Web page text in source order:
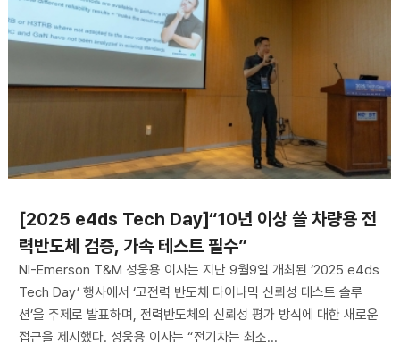
[2025 e4ds Tech Day]“10년 이상 쓸 차량용 전
력반도체 검증, 가속 테스트 필수”
NI-Emerson T&M 성웅용 이사는 지난 9월9일 개최된 ‘2025 e4ds
Tech Day’ 행사에서 ‘고전력 반도체 다이나믹 신뢰성 테스트 솔루
션’을 주제로 발표하며, 전력반도체의 신뢰성 평가 방식에 대한 새로운
접근을 제시했다. 성웅용 이사는 “전기차는 최소...